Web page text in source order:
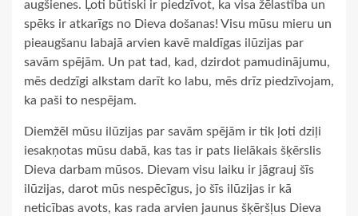
augšienes. Ļoti būtiski ir piedzīvot, ka visa žēlastība un
spēks ir atkarīgs no Dieva došanas! Visu mūsu mieru un
pieaugšanu labajā arvien kavē maldīgas ilūzijas par
savām spējām. Un pat tad, kad, dzirdot pamudinājumu,
mēs dedzīgi alkstam darīt ko labu, mēs drīz piedzīvojam,
ka paši to nespējam.
Diemžēl mūsu ilūzijas par savām spējām ir tik ļoti dziļi
iesakņotas mūsu dabā, kas tas ir pats lielākais šķērslis
Dieva darbam mūsos. Dievam visu laiku ir jāgrauj šīs
ilūzijas, darot mūs nespēcīgus, jo šīs ilūzijas ir kā
neticības avots, kas rada arvien jaunus šķēršļus Dieva